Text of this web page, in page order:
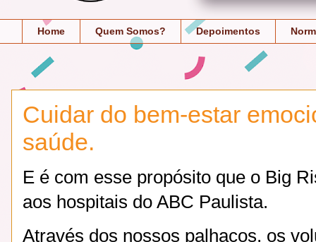
Home Quem Somos? Depoimentos
Cuidar do bem-estar
saúde.
E é com esse propósito que o Big
aos hospitais do ABC Paulista.
Através dos nossos palhaços, os